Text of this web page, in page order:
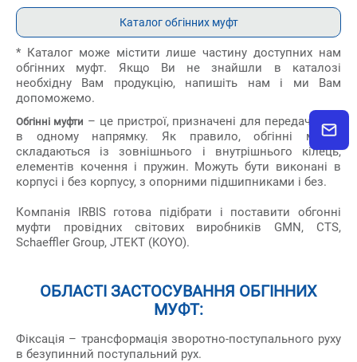
Каталог обгінних муфт
* Каталог може містити лише частину доступних нам
обгінних муфт. Якщо Ви не знайшли в каталозі
необхідну Вам продукцію, напишіть нам і ми Вам
допоможемо.
Обгінні муфти – це пристрої, призначені для передачі руху
в одному напрямку. Як правило, обгінні муфти
складаються із зовнішнього і внутрішнього кілець,
елементів кочення і пружин. Можуть бути виконані в
корпусі і без корпусу, з опорними підшипниками і без.
Компанія IRBIS готова підібрати і поставити обгонні
муфти провідних світових виробників GMN, CTS,
Schaeffler Group, JTEKT (KOYO).
ОБЛАСТІ ЗАСТОСУВАННЯ ОБГІННИХ
МУФТ:
Фіксація – трансформація зворотно-поступального руху
в безупинний поступальний рух.